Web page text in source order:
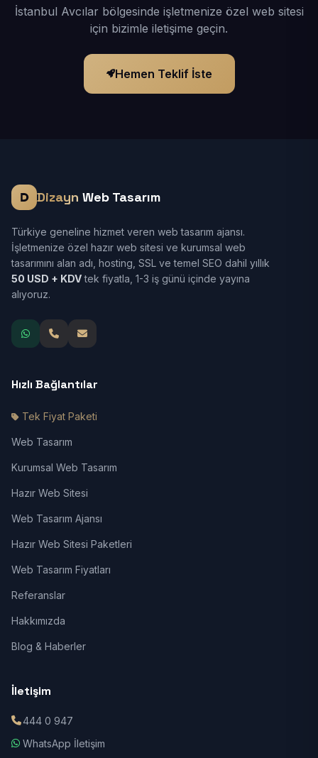
İstanbul Avcılar bölgesinde işletmenize özel web sitesi
için bizimle iletişime geçin.
Hemen Teklif İste
Dizayn Web Tasarım
Türkiye geneline hizmet veren web tasarım ajansı.
İşletmenize özel hazır web sitesi ve kurumsal web
tasarımını alan adı, hosting, SSL ve temel SEO dahil yıllık
50 USD + KDVtek fiyatla, 1-3 iş günü içinde yayına
alıyoruz.
Hızlı Bağlantılar
Tek Fiyat Paketi
Web Tasarım
Kurumsal Web Tasarım
Hazır Web Sitesi
Web Tasarım Ajansı
Hazır Web Sitesi Paketleri
Web Tasarım Fiyatları
Referanslar
Hakkımızda
Blog & Haberler
İletişim
444 0 947
WhatsApp İletişim